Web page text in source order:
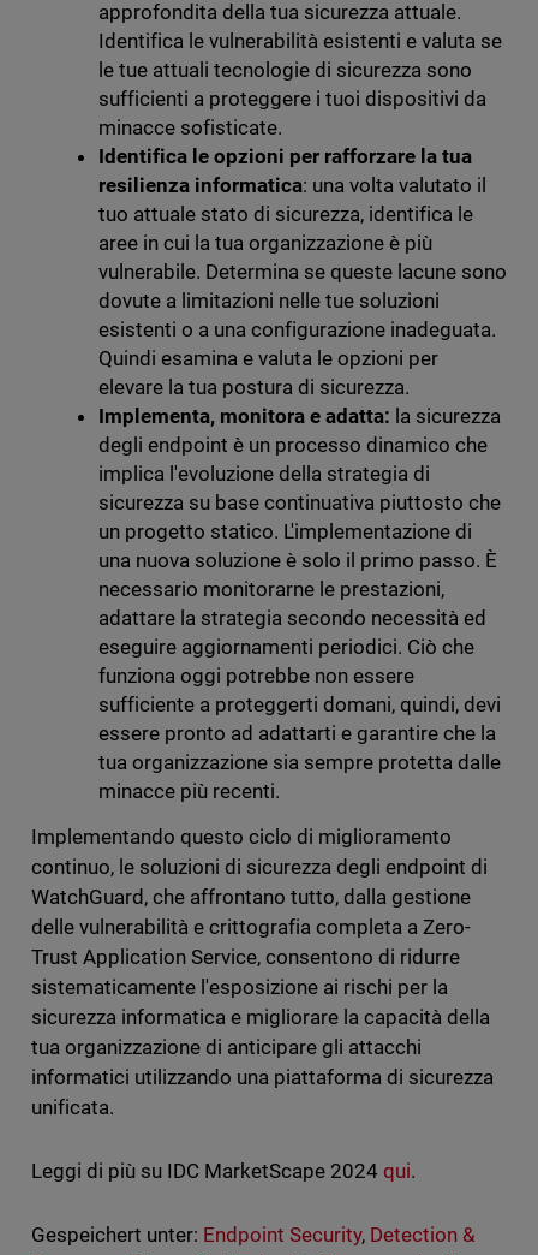
approfondita della tua sicurezza attuale.
Identifica le vulnerabilità esistenti e valuta se
le tue attuali tecnologie di sicurezza sono
sufficienti a proteggere i tuoi dispositivi da
minacce sofisticate.
Identifica le opzioni per rafforzare la tua
resilienza informatica: una volta valutato il
tuo attuale stato di sicurezza, identifica le
aree in cui la tua organizzazione è più
vulnerabile. Determina se queste lacune sono
dovute a limitazioni nelle tue soluzioni
esistenti o a una configurazione inadeguata.
Quindi esamina e valuta le opzioni per
elevare la tua postura di sicurezza.
Implementa, monitora e adatta: la sicurezza
degli endpoint è un processo dinamico che
implica l'evoluzione della strategia di
sicurezza su base continuativa piuttosto che
un progetto statico. L'implementazione di
una nuova soluzione è solo il primo passo. È
necessario monitorarne le prestazioni,
adattare la strategia secondo necessità ed
eseguire aggiornamenti periodici. Ciò che
funziona oggi potrebbe non essere
sufficiente a proteggerti domani, quindi, devi
essere pronto ad adattarti e garantire che la
tua organizzazione sia sempre protetta dalle
minacce più recenti.
Implementando questo ciclo di miglioramento
continuo, le soluzioni di sicurezza degli endpoint di
WatchGuard, che affrontano tutto, dalla gestione
delle vulnerabilità e crittografia completa a Zero-
Trust Application Service, consentono di ridurre
sistematicamente l'esposizione ai rischi per la
sicurezza informatica e migliorare la capacità della
tua organizzazione di anticipare gli attacchi
informatici utilizzando una piattaforma di sicurezza
unificata.
Leggi di più su IDC MarketScape 2024qui.
Gespeichert unter: Endpoint Security, Detection &